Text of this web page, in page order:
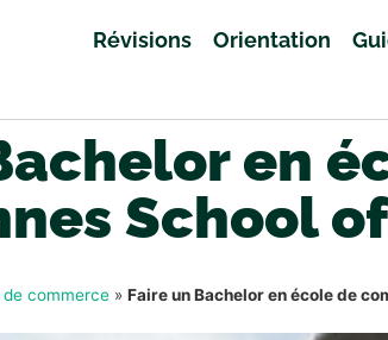
Révisions Orientation
en
School
de commerce » Faire un Bachelor en école de